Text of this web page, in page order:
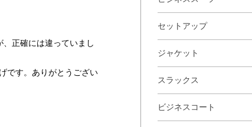
正確には違っていまし
です。ありがとうござい
セットアップ
ジャケット
スラックス
ビジネスコート